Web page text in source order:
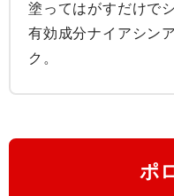
塗ってはがすだけで
有効成分ナイアシン
ク。
ポ